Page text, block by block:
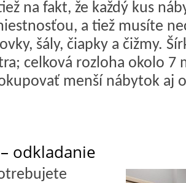
na fakt, že každý kus
a tiež musíte
šály, čiapky a čižmy.
celková rozloha okolo 7
menší nábytok aj
odkladanie